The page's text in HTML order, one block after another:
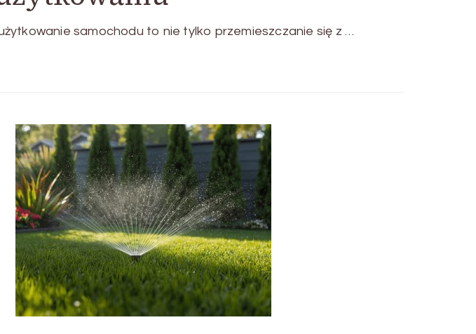
samochodu to nie tylko przemieszczanie się z …